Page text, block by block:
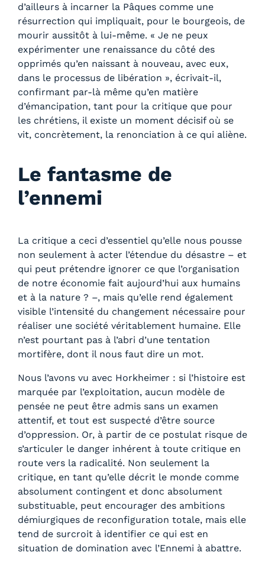
d’ailleurs à incarner la Pâques comme une
résurrection qui impliquait, pour le bourgeois, de
mourir aussitôt à lui-même. « Je ne peux
expérimenter une renaissance du côté des
opprimés qu’en naissant à nouveau, avec eux,
dans le processus de libération », écrivait-il,
confirmant par-là même qu’en matière
d’émancipation, tant pour la critique que pour
les chrétiens, il existe un moment décisif où se
vit, concrètement, la renonciation à ce qui aliène.
Le fantasme de
l’ennemi
La critique a ceci d’essentiel qu’elle nous pousse
non seulement à acter l’étendue du désastre – et
qui peut prétendre ignorer ce que l’organisation
de notre économie fait aujourd’hui aux humains
et à la nature ? –, mais qu’elle rend également
visible l’intensité du changement nécessaire pour
réaliser une société véritablement humaine. Elle
n’est pourtant pas à l’abri d’une tentation
mortifère, dont il nous faut dire un mot.
Nous l’avons vu avec Horkheimer : si l’histoire est
marquée par l’exploitation, aucun modèle de
pensée ne peut être admis sans un examen
attentif, et tout est suspecté d’être source
d’oppression. Or, à partir de ce postulat risque de
s’articuler le danger inhérent à toute critique en
route vers la radicalité. Non seulement la
critique, en tant qu’elle décrit le monde comme
absolument contingent et donc absolument
substituable, peut encourager des ambitions
démiurgiques de reconfiguration totale, mais elle
tend de surcroit à identifier ce qui est en
situation de domination avec l’Ennemi à abattre.